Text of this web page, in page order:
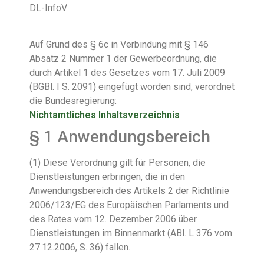
DL-InfoV
Auf Grund des § 6c in Verbindung mit § 146
Absatz 2 Nummer 1 der Gewerbeordnung, die
durch Artikel 1 des Gesetzes vom 17. Juli 2009
(BGBl. I S. 2091) eingefügt worden sind, verordnet
die Bundesregierung:
Nichtamtliches Inhaltsverzeichnis
§ 1 Anwendungsbereich
(1) Diese Verordnung gilt für Personen, die
Dienstleistungen erbringen, die in den
Anwendungsbereich des Artikels 2 der Richtlinie
2006/123/EG des Europäischen Parlaments und
des Rates vom 12. Dezember 2006 über
Dienstleistungen im Binnenmarkt (ABl. L 376 vom
27.12.2006, S. 36) fallen.